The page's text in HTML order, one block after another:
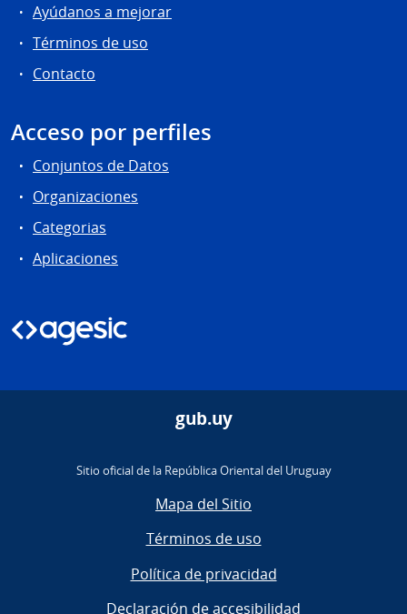
Ayúdanos a mejorar
Términos de uso
Contacto
Acceso por perfiles
Conjuntos de Datos
Organizaciones
Categorias
Aplicaciones
gub.uy
Sitio oficial de la República Oriental del Uruguay
Mapa del Sitio
Términos de uso
Política de privacidad
Declaración de accesibilidad